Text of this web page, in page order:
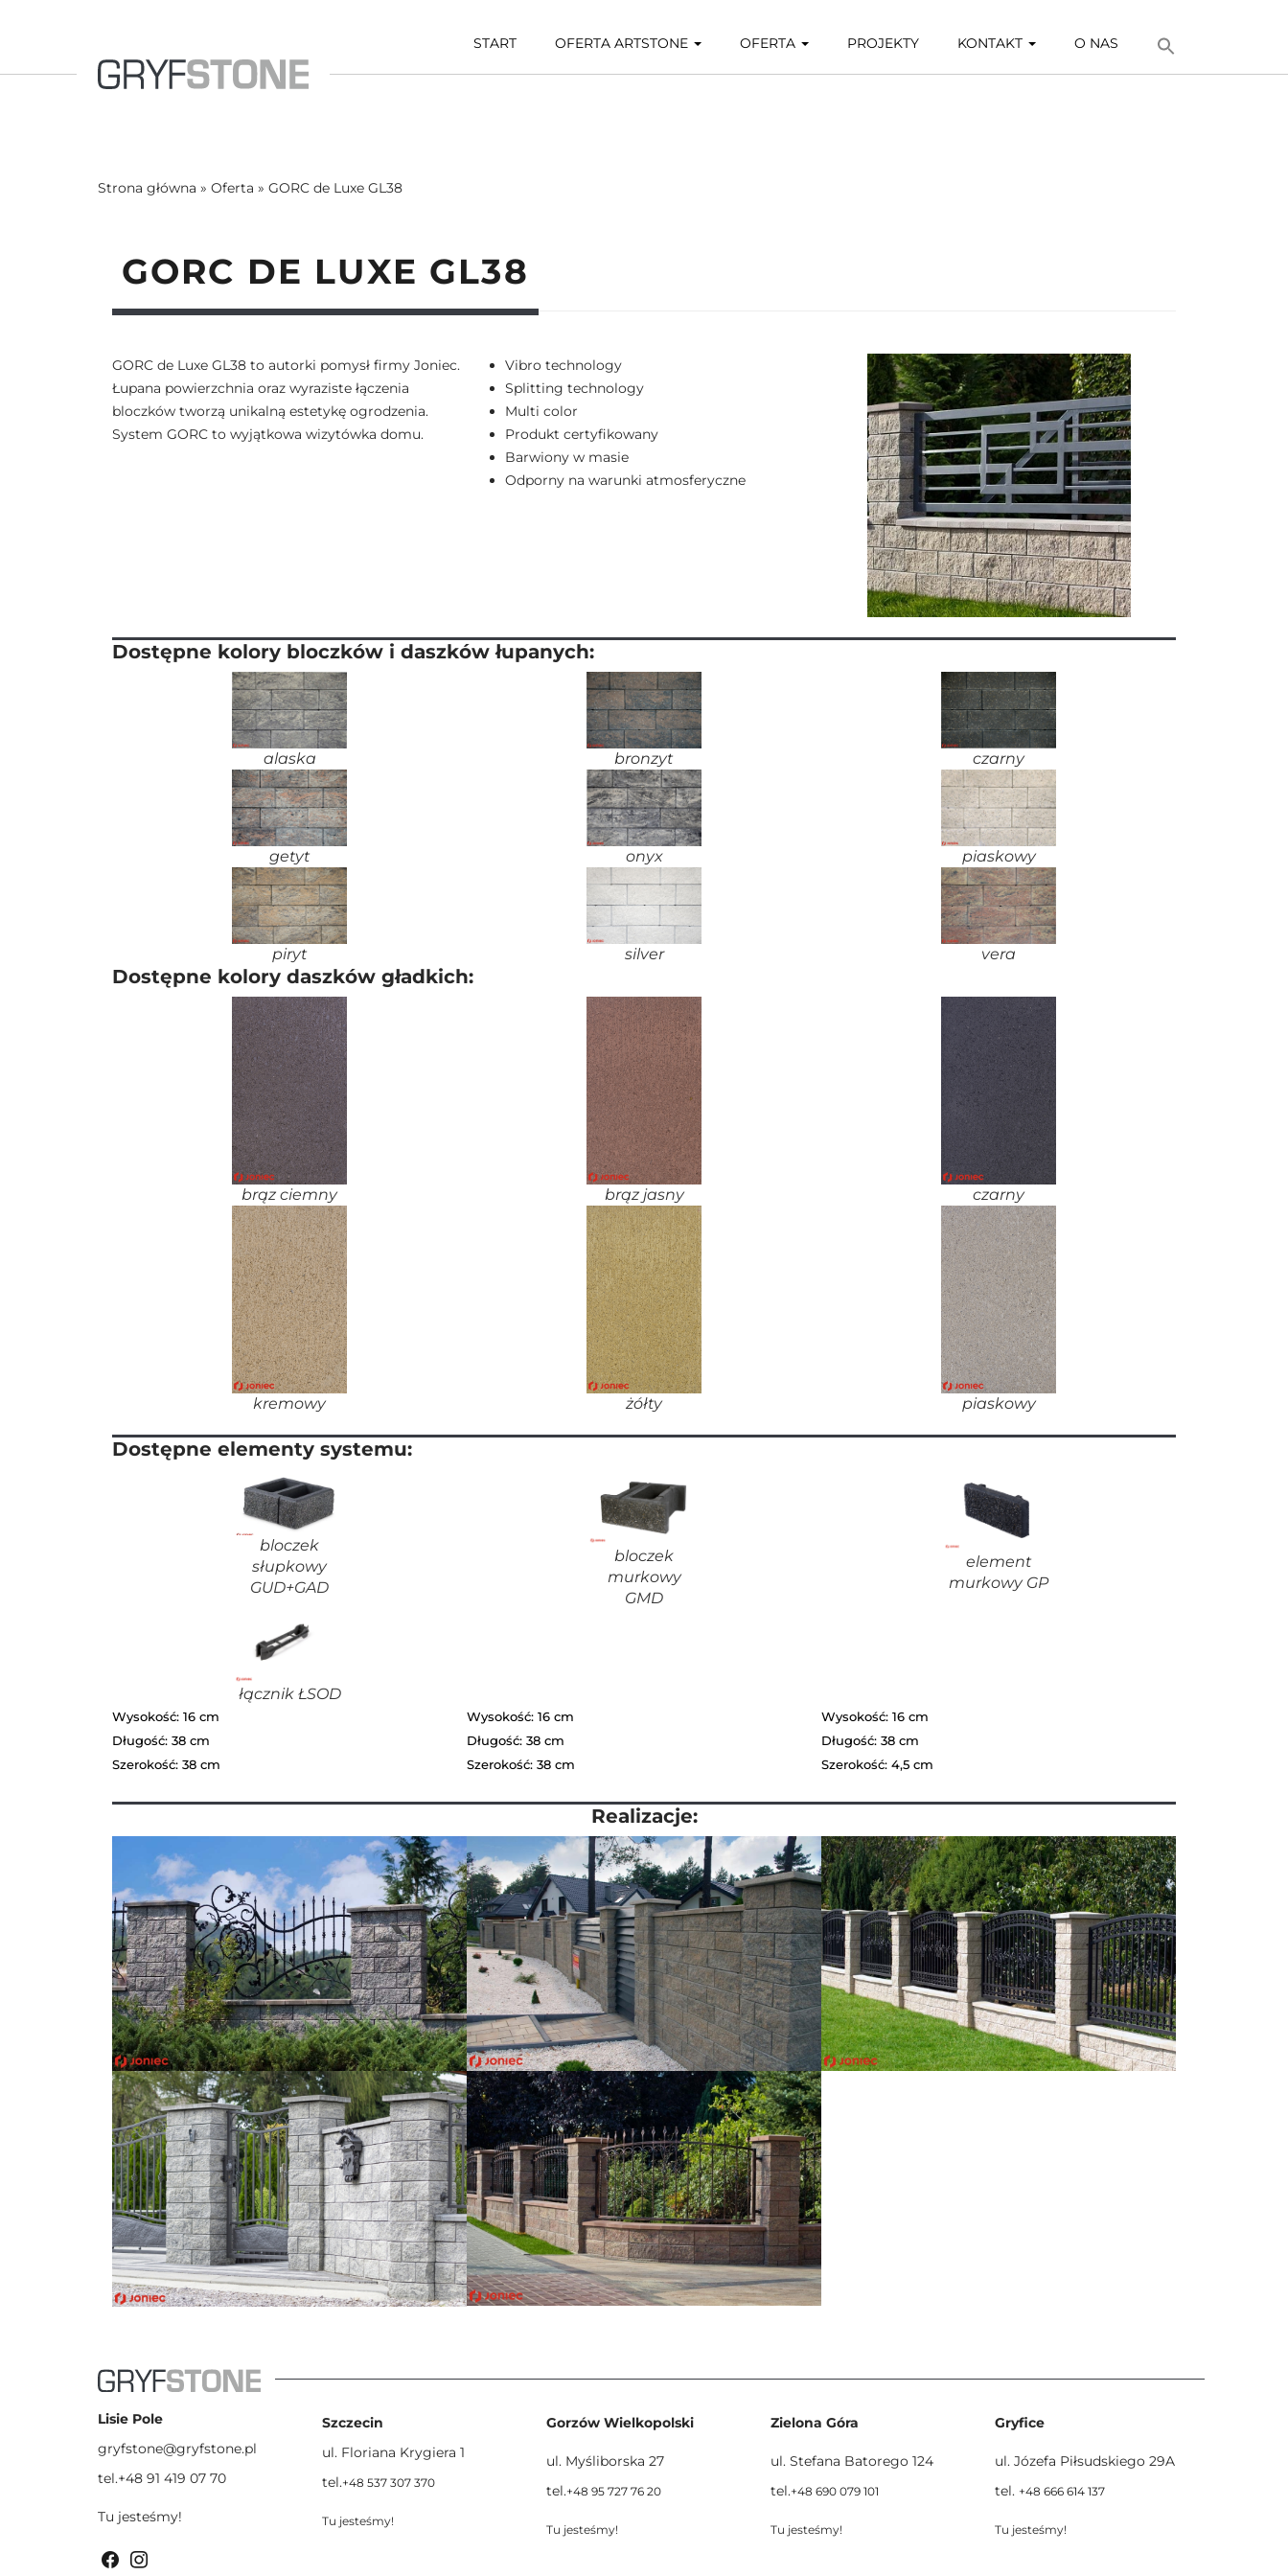
START OFERTA ARTSTONE OFERTA PROJEKTY KONTAKT O NAS
Strona główna » Oferta » GORC de Luxe GL38
GORC DE LUXE GL38
GORC de Luxe GL38 to autorki pomysł firmy Joniec.
Łupana powierzchnia oraz wyraziste łączenia
bloczków tworzą unikalną estetykę ogrodzenia.
System GORC to wyjątkowa wizytówka domu.
Vibro technology
Splitting technology
Multi color
Produkt certyfikowany
Barwiony w masie
Odporny na warunki atmosferyczne
Dostępne kolory bloczków i daszków łupanych:
alaska bronzyt czarny
getyt onyx piaskowy
piryt silver vera
Dostępne kolory daszków gładkich:
brąz ciemny brąz jasny czarny
kremowy żółty piaskowy
Dostępne elementy systemu:
bloczek
słupkowy
GUD+GAD
bloczek
murkowy
GMD
element
murkowy GP
łącznik ŁSOD
Wysokość: 16 cm
Długość: 38 cm
Szerokość: 38 cm
Wysokość: 16 cm
Długość: 38 cm
Szerokość: 38 cm
Wysokość: 16 cm
Długość: 38 cm
Szerokość: 4,5 cm
Realizacje:
Lisie Pole
gryfstone@gryfstone.pl
tel.+48 91 419 07 70
Tu jesteśmy!
Szczecin
ul. Floriana Krygiera 1
tel.+48 537 307 370
Tu jesteśmy!
Gorzów Wielkopolski
ul. Myśliborska 27
tel.+48 95 727 76 20
Tu jesteśmy!
Zielona Góra
ul. Stefana Batorego 124
tel.+48 690 079 101
Tu jesteśmy!
Gryfice
ul. Józefa Piłsudskiego 29A
tel. +48 666 614 137
Tu jesteśmy!